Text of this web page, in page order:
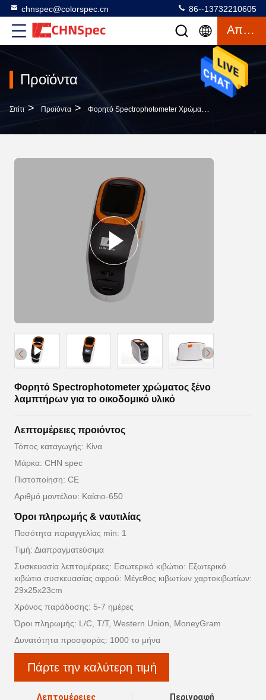
chnspec@colorspec.cn 86--13732210605
Απόσπασμα
Προϊόντα
Σπίτι > Προϊόντα > Φορητό Spectrophotometer Χρώματος
Φορητό Spectrophotometer χρώματος ξένο
λαμπτήρων για το οικοδομικό υλικό
Λεπτομέρειες προιόντος
Τόπος καταγωγής: Κίνα
Μάρκα: CHN spec
Πιστοποίηση: CE
Αριθμό μοντέλου: Καίσιο-650
Όροι πληρωμής & ναυτιλίας
Ποσότητα παραγγελίας min: 1
Τιμή: Διαπραγματεύσιμα
Συσκευασία λεπτομέρειες: Εσωτερικό κιβώτιο: Εξωτερικό
κιβώτιο συσκευασίας αφρού: Μέγεθος κιβωτίων χαρτοκιβωτίων:
29x25x23cm
Χρόνος παράδοσης: 5-7 ημέρες
Όροι πληρωμής: L/C, T/T, Western Union, MoneyGram
Δυνατότητα προσφοράς: 1000 το μήνα
Πάρτε την καλύτερη τιμή
Λεπτομέρειες
Περιγραφή